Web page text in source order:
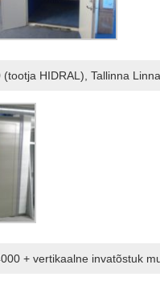
НIDRAL), Tallinna
+ vertikaalne invatõstuk